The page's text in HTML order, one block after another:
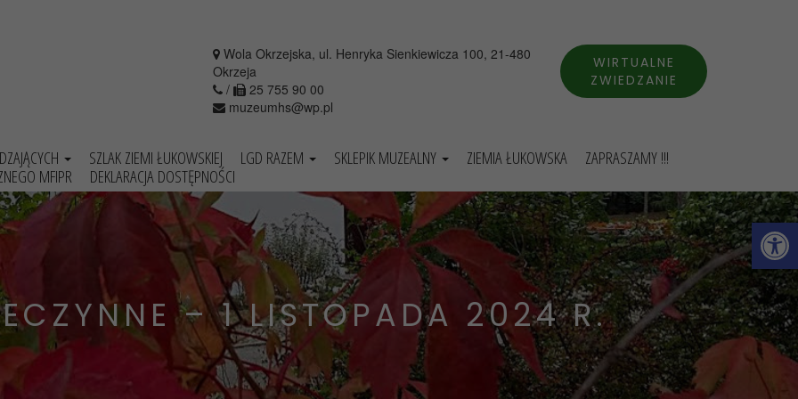
WIRTUALNE
ZWIEDZANIE
Wola Okrzejska, ul. Henryka Sienkiewicza 100, 21-480
Okrzeja
/
25 755 90 00
muzeumhs@wp.pl
SZLAK ZIEMI ŁUKOWSKIEJ LGD RAZEM SKLEPIK MUZEALNY ZIEMIA ŁUKOWSKA
ZAPRASZAMY !!!
MFIPR
DEKLARACJA DOSTĘPNOŚCI
– 1 LISTOPADA 2024 R.